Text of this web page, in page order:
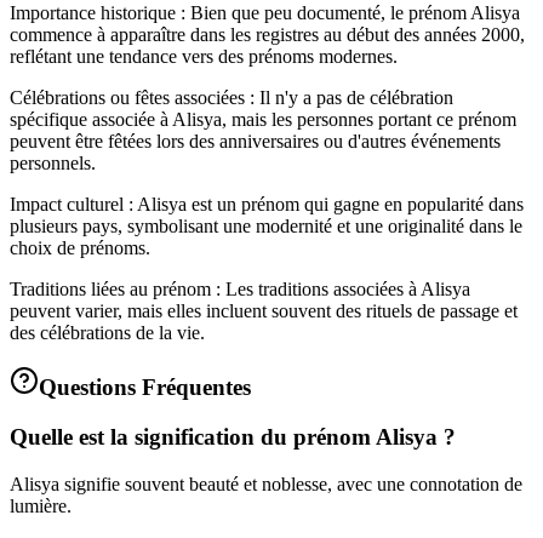
Importance historique : Bien que peu documenté, le prénom Alisya
commence à apparaître dans les registres au début des années 2000,
reflétant une tendance vers des prénoms modernes.
Célébrations ou fêtes associées : Il n'y a pas de célébration
spécifique associée à Alisya, mais les personnes portant ce prénom
peuvent être fêtées lors des anniversaires ou d'autres événements
personnels.
Impact culturel : Alisya est un prénom qui gagne en popularité dans
plusieurs pays, symbolisant une modernité et une originalité dans le
choix de prénoms.
Traditions liées au prénom : Les traditions associées à Alisya
peuvent varier, mais elles incluent souvent des rituels de passage et
des célébrations de la vie.
Questions Fréquentes
Quelle est la signification du prénom Alisya ?
Alisya signifie souvent beauté et noblesse, avec une connotation de
lumière.